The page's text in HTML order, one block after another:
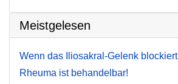
Meistgelesen
Wenn das Iliosakral-Gelenk blockiert
Rheuma ist behandelbar!